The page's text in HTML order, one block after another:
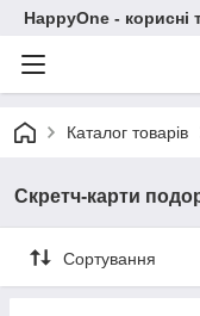
HappyOne -
Каталог товарів
Скретч-карти
Сортування